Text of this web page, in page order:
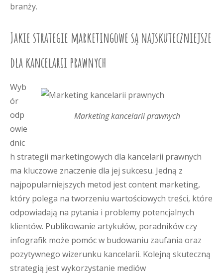
branży.
Jakie strategie marketingowe są najskuteczniejsze
dla kancelarii prawnych
Marketing kancelarii prawnych
Wyb
ór
odp
owie
dnic
h strategii marketingowych dla kancelarii prawnych
ma kluczowe znaczenie dla jej sukcesu. Jedną z
najpopularniejszych metod jest content marketing,
który polega na tworzeniu wartościowych treści, które
odpowiadają na pytania i problemy potencjalnych
klientów. Publikowanie artykułów, poradników czy
infografik może pomóc w budowaniu zaufania oraz
pozytywnego wizerunku kancelarii. Kolejną skuteczną
strategią jest wykorzystanie mediów